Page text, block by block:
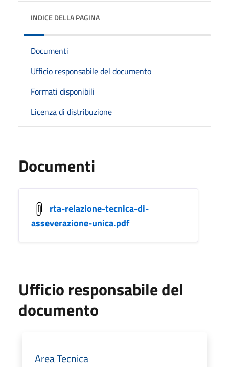
INDICE DELLA PAGINA
Documenti
Ufficio responsabile del documento
Formati disponibili
Licenza di distribuzione
Documenti
rta-relazione-tecnica-di-
asseverazione-unica.pdf
Ufficio responsabile del
documento
Area Tecnica